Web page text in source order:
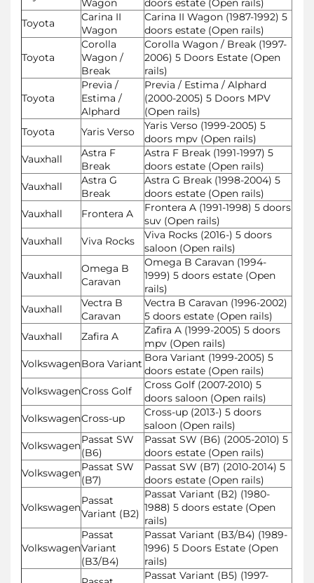
Wagon
doors estate (Open rails)
Toyota
Carina II
Wagon
Carina II Wagon (1987-1992) 5
doors estate (Open rails)
Toyota
Corolla
Wagon /
Break
Corolla Wagon / Break (1997-
2006) 5 Doors Estate (Open
rails)
Toyota
Previa /
Estima /
Alphard
Previa / Estima / Alphard
(2000-2005) 5 Doors MPV
(Open rails)
Toyota
Yaris Verso
Yaris Verso (1999-2005) 5
doors mpv (Open rails)
Vauxhall
Astra F
Break
Astra F Break (1991-1997) 5
doors estate (Open rails)
Vauxhall
Astra G
Break
Astra G Break (1998-2004) 5
doors estate (Open rails)
Vauxhall
Frontera A
Frontera A (1991-1998) 5 doors
suv (Open rails)
Vauxhall
Viva Rocks
Viva Rocks (2016-) 5 doors
saloon (Open rails)
Vauxhall
Omega B
Caravan
Omega B Caravan (1994-
1999) 5 doors estate (Open
rails)
Vauxhall
Vectra B
Caravan
Vectra B Caravan (1996-2002)
5 doors estate (Open rails)
Vauxhall
Zafira A
Zafira A (1999-2005) 5 doors
mpv (Open rails)
VolkswagenBora Variant Bora Variant (1999-2005) 5
doors estate (Open rails)
VolkswagenCross Golf
Cross Golf (2007-2010) 5
doors saloon (Open rails)
VolkswagenCross-up
Cross-up (2013-) 5 doors
saloon (Open rails)
VolkswagenPassat SW
(B6)
Passat SW (B6) (2005-2010) 5
doors estate (Open rails)
VolkswagenPassat SW
(B7)
Passat SW (B7) (2010-2014) 5
doors estate (Open rails)
Volkswagen
Passat
Variant (B2)
Passat Variant (B2) (1980-
1988) 5 doors estate (Open
rails)
Volkswagen
Passat
Variant
(B3/B4)
Passat Variant (B3/B4) (1989-
1996) 5 Doors Estate (Open
rails)
Passat Variant (B5) (1997-